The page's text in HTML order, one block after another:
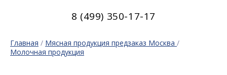
8 (499) 350-17-17
Главная / Мясная продукция предзаказ Москва /
Молочная продукция